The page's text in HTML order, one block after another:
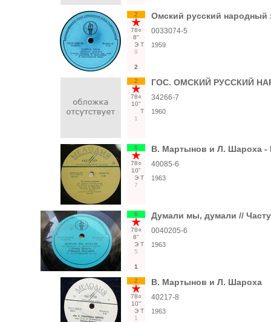
2
78○
8"
Э Т
9
2
Омский русский народный
0033074-5
1959
2
78○
10"
Т
1
ГОС. ОМСКИЙ РУССКИЙ
34266-7
1960
6
78○
10"
Э Т
7
В. Мартынов и Л. Шароха -
40085-6
1963
6
78○
8"
Э Т
5
1
Думали мы, думали //
0040205-6
1963
2
78○
10"
Э Т
1
В. Мартынов и Л. Шароха
40217-8
1963